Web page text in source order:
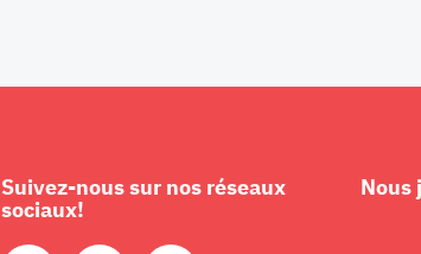
Suivez-nous sur nos réseaux
sociaux!
Nous